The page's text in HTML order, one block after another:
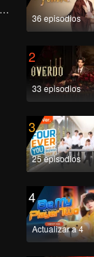
131
133
135
137
139
141
36 episodios
2
33 episodios
3
25 episodios
4
Actualizar a 4